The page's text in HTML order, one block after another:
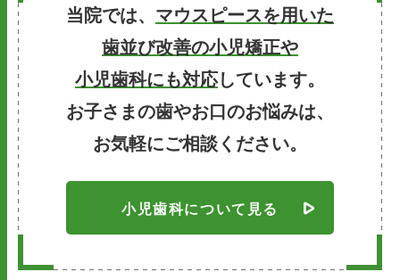
当院では、 マウスピースを用いた
歯並び改善の小児矯正や
小児歯科にも対応しています。
お子さまの歯やお口のお悩みは、
お気軽にご相談ください。
小児歯科について見る